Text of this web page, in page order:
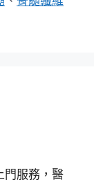
門服務，醫